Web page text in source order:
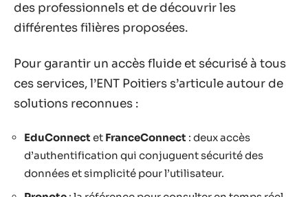
des professionnels et de découvrir les
différentes filières proposées.
Pour garantir un accès fluide et sécurisé à tous
ces services, l’ENT Poitiers s’articule autour de
solutions reconnues :
EduConnect et FranceConnect : deux accès
d’authentification qui conjuguent sécurité des
données et simplicité pour l’utilisateur.